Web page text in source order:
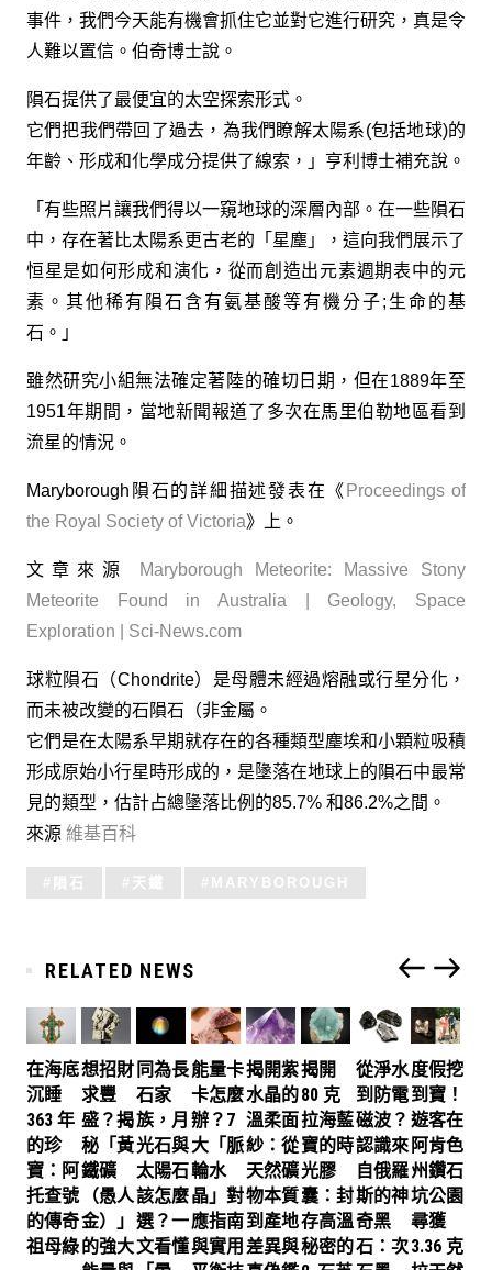
事件，我們今天能有機會抓住它並對它進行研究，真是令
人難以置信。伯奇博士說。
隕石提供了最便宜的太空探索形式。
它們把我們帶回了過去，為我們瞭解太陽系(包括地球)的
年齡、形成和化學成分提供了線索，」亨利博士補充說。
「有些照片讓我們得以一窺地球的深層內部。在一些隕石
中，存在著比太陽系更古老的「星塵」，這向我們展示了
恒星是如何形成和演化，從而創造出元素週期表中的元
素。其他稀有隕石含有氨基酸等有機分子;生命的基
石。」
雖然研究小組無法確定著陸的確切日期，但在1889年至
1951年期間，當地新聞報道了多次在馬里伯勒地區看到
流星的情況。
Maryborough隕石的詳細描述發表在《 Proceedings of
the Royal Society of Victoria》上。
文章來源
Maryborough Meteorite: Massive Stony
Meteorite Found in Australia | Geology, Space
Exploration | Sci-News.com
球粒隕石（Chondrite）是母體未經過熔融或行星分化，
而未被改變的石隕石（非金屬。
它們是在太陽系早期就存在的各種類型塵埃和小顆粒吸積
形成原始小行星時形成的，是墬落在地球上的隕石中最常
見的類型，估計占總墬落比例的85.7% 和86.2%之間。
來源 維基百科
Tagged
隕石 天鐵 MARYBOROUGH
RELATED NEWS
在海底
沉睡
363 年
的珍
寶：阿
托查號
的傳奇
祖母綠
想招財
求豐
盛？揭
秘「黃
鐵礦
（愚人
金）」
的強大
同為長
石家
族，月
光石與
太陽石
該怎麼
選？一
文看懂
能量卡
卡怎麼
辦？7
大「脈
輪水
晶」對
應指南
與實用
揭開紫
水晶的
溫柔面
紗：從
天然礦
物本質
到產地
差異與
揭開
80 克
拉海藍
寶的時
光膠
囊：封
存高溫
秘密的
從淨水
到防電
磁波？
認識來
自俄羅
斯的神
奇黑
石：次
度假挖
到寶！
遊客在
阿肯色
州鑽石
坑公園
尋獲
3.36 克